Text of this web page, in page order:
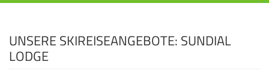
UNSERE SKIREISEANGEBOTE: SUNDIAL
LODGE